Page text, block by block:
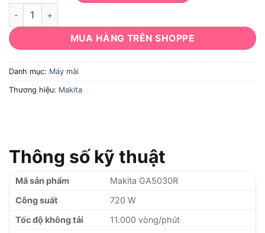
Máy mài Makita GA5030R số lượng
MUA HÀNG TRÊN SHOPPE
Danh mục: Máy mài
Thương hiệu: Makita
Thông số kỹ thuật
Mã sản phẩm
Makita GA5030R
Công suất
720 W
Tốc độ không tải
11.000 vòng/phút